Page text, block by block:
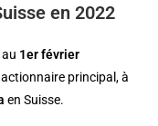
en 2022
1er février
principal, à
en Suisse.